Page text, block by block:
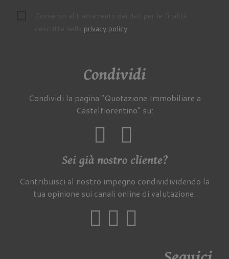
privacy policy.
Condividi
Condividi la pagina "Quotazione Immobiliare a
Castelfiorentino" su:
Sei già nostro cliente?
Contribuisci al nostro impegno condividividendo la
tua opinione sui canali online di valutazione: